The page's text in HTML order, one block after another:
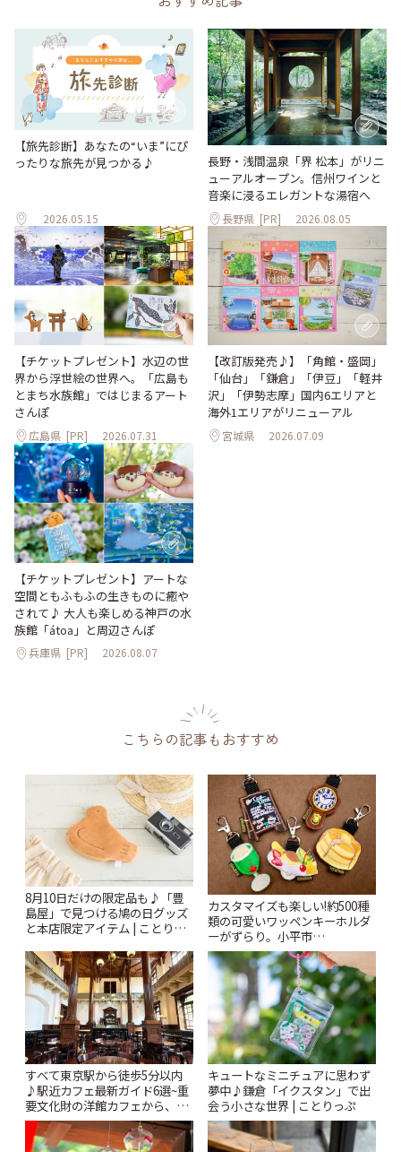
【旅先診断】あなたの“いま”にぴ
ったりな旅先が見つかる♪
2026.05.15
長野・浅間温泉「界 松本」がリニ
ューアルオープン。信州ワインと
音楽に浸るエレガントな湯宿へ
長野県 [PR] 2026.08.05
【チケットプレゼント】水辺の世
界から浮世絵の世界へ。「広島も
とまち水族館」ではじまるアート
さんぽ
広島県 [PR] 2026.07.31
【改訂版発売♪】「角館・盛岡」
「仙台」「鎌倉」「伊豆」「軽井
沢」「伊勢志摩」国内6エリアと
海外1エリアがリニューアル
宮城県 2026.07.09
【チケットプレゼント】アートな
空間ともふもふの生きものに癒や
されて♪ 大人も楽しめる神戸の水
族館「átoa」と周辺さんぽ
兵庫県 [PR] 2026.08.07
こちらの記事もおすすめ
8月10日だけの限定品も♪「豊
島屋」で見つける鳩の日グッズ
と本店限定アイテム | ことりっ
カスタマイズも楽しい!約500種
類の可愛いワッペンキーホルダ
ーがずらり。小平市
「Kimamaya T&K」 | ことりっ
ぷ
すべて東京駅から徒歩5分以内
♪駅近カフェ最新ガイド6選~重
要文化財の洋館カフェから、改
札すぐのレトロ喫茶まで~ | こと
りっぷ
キュートなミニチュアに思わず
夢中♪鎌倉「イクスタン」で出
会う小さな世界 | ことりっぷ